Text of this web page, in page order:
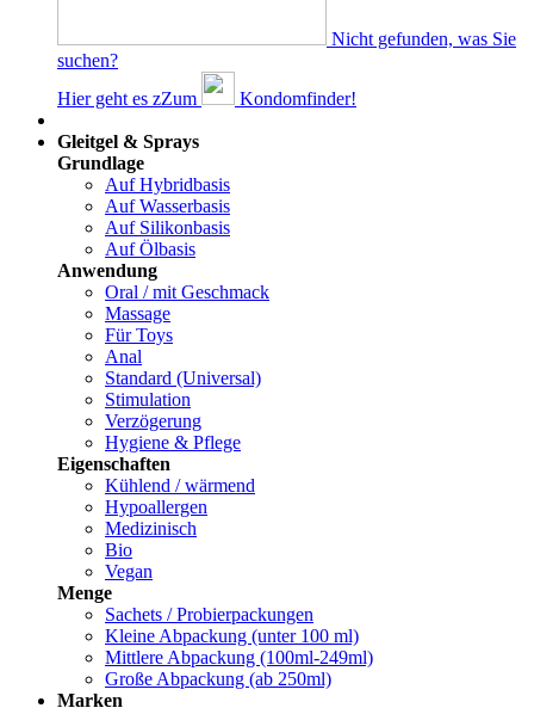
Nicht gefunden, was Sie
suchen?
Hier geht es zZum
Kondomfinder!
Gleitgel & Sprays
Grundlage
Auf Hybridbasis
Auf Wasserbasis
Auf Silikonbasis
Auf Ölbasis
Anwendung
Oral / mit Geschmack
Massage
Für Toys
Anal
Standard (Universal)
Stimulation
Verzögerung
Hygiene & Pflege
Eigenschaften
Kühlend / wärmend
Hypoallergen
Medizinisch
Bio
Vegan
Menge
Sachets / Probierpackungen
Kleine Abpackung (unter 100 ml)
Mittlere Abpackung (100ml-249ml)
Große Abpackung (ab 250ml)
Marken